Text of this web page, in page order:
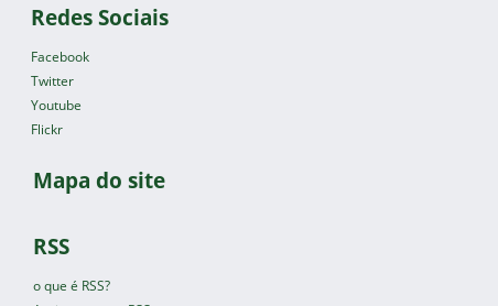
Redes Sociais
Facebook
Twitter
Youtube
Flickr
Mapa do site
RSS
o que é RSS?